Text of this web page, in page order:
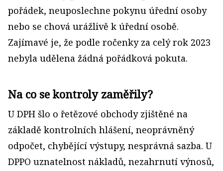
pořádek, neuposlechne pokynu úřední osoby
nebo se chová urážlivě k úřední osobě.
Zajímavé je, že podle ročenky za celý rok 2023
nebyla udělena žádná pořádková pokuta.
Na co se kontroly zaměřily?
U DPH šlo o řetězové obchody zjištěné na
základě kontrolních hlášení, neoprávněný
odpočet, chybějící výstupy, nesprávná sazba. U
DPPO uznatelnost nákladů, nezahrnutí výnosů,